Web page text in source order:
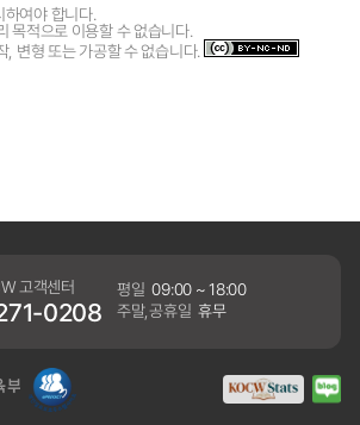
여야 합니다.
목적으로 이용할 수 없습니다.
, 변형 또는 가공할 수 없습니다.
고객센터
0208
평일 09:00 ~ 18:00
주말,공휴일 휴무